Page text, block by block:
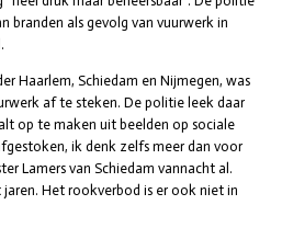
branden als gevolg van vuurwerk in
Haarlem, Schiedam en Nijmegen, was
af te steken. De politie leek daar
op te maken uit beelden op sociale
ik denk zelfs meer dan voor
Lamers van Schiedam vannacht al.
jaren. Het rookverbod is er ook niet in